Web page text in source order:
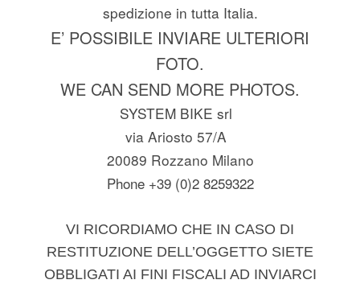
spedizione in tutta Italia.
E’ POSSIBILE INVIARE ULTERIORI
FOTO.
WE CAN SEND MORE PHOTOS.
SYSTEM BIKE srl
via Ariosto 57/A
20089 Rozzano Milano
Phone +39 (0)2 8259322
VI RICORDIAMO CHE IN CASO DI
RESTITUZIONE DELL’OGGETTO SIETE
OBBLIGATI AI FINI FISCALI AD INVIARCI